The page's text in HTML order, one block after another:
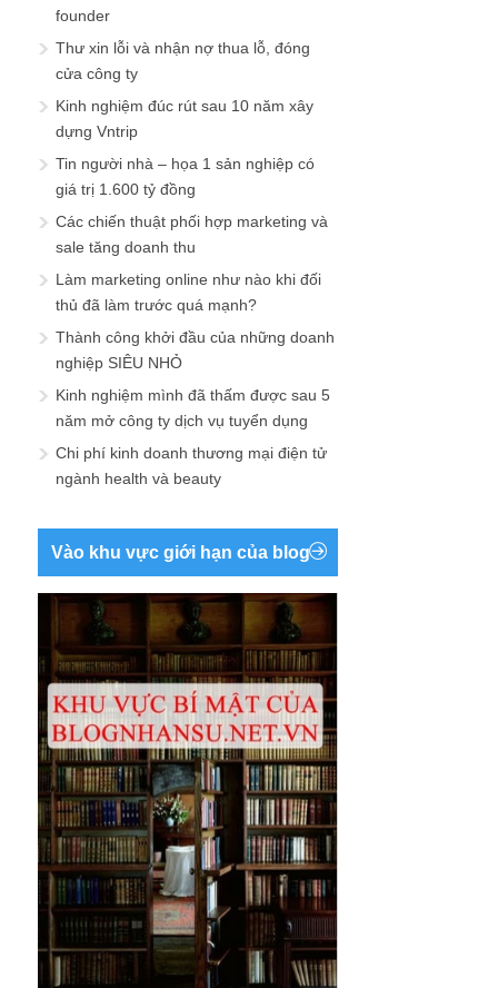
founder
Thư xin lỗi và nhận nợ thua lỗ, đóng
cửa công ty
Kinh nghiệm đúc rút sau 10 năm xây
dựng Vntrip
Tin người nhà – họa 1 sản nghiệp có
giá trị 1.600 tỷ đồng
Các chiến thuật phối hợp marketing và
sale tăng doanh thu
Làm marketing online như nào khi đối
thủ đã làm trước quá mạnh?
Thành công khởi đầu của những doanh
nghiệp SIÊU NHỎ
Kinh nghiệm mình đã thấm được sau 5
năm mở công ty dịch vụ tuyển dụng
Chi phí kinh doanh thương mại điện tử
ngành health và beauty
Vào khu vực giới hạn của blog